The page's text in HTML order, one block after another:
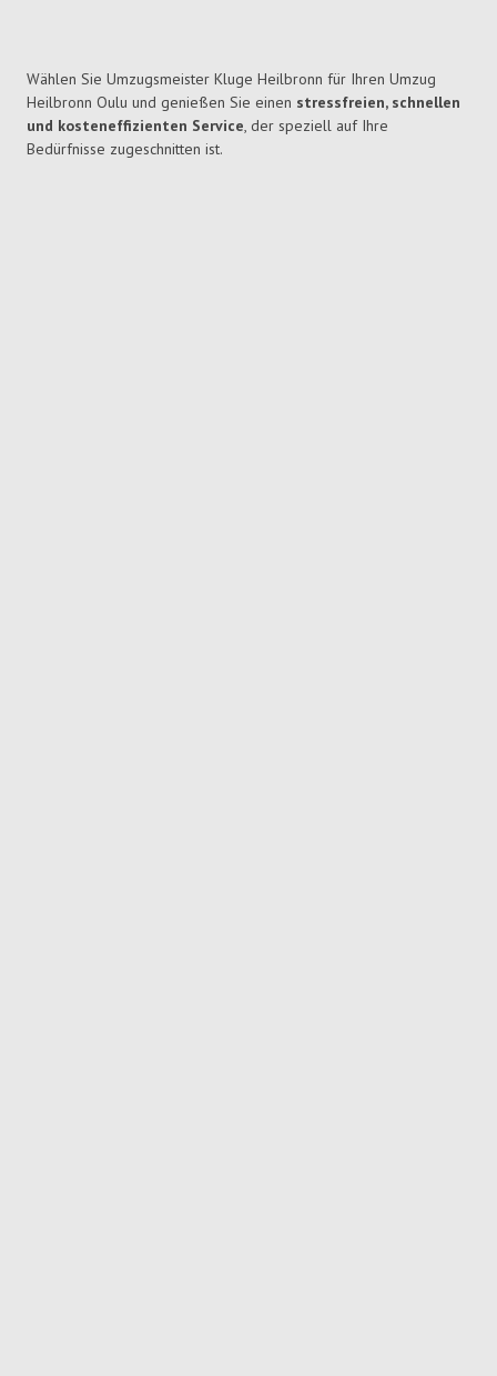
Wählen Sie Umzugsmeister Kluge Heilbronn für Ihren Umzug
Heilbronn Oulu und genießen Sie einen stressfreien, schnellen
und kosteneffizienten Service, der speziell auf Ihre
Bedürfnisse zugeschnitten ist.